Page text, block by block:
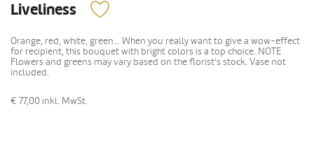
Liveliness
Orange, red, white, green... When you really want to give a wow-effect
for recipient, this bouquet with bright colors is a top choice. NOTE
Flowers and greens may vary based on the florist's stock. Vase not
included.
€ 77,00 inkl. MwSt.